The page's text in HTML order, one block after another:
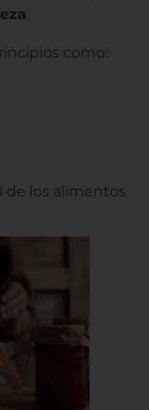
.
como:
de los alimentos